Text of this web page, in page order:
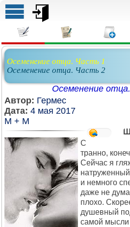
Осеменение отца. Часть 1
Осеменение отца. Часть 2
Осеменение
Автор: Гермес
Дата: 4 мая 2017
М + М
С
транно,
Сейчас я
и немного
даже не
плохо.
душевный
самой мысли